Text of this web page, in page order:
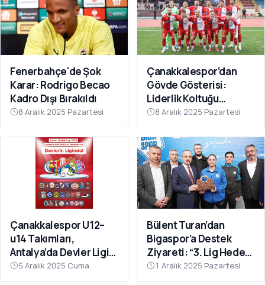
Fenerbahçe'de Şok
Karar: Rodrigo Becao
Kadro Dışı Bırakıldı
8 Aralık 2025 Pazartesi
Çanakkalespor’dan
Gövde Gösterisi:
Liderlik Koltuğu
Bırakılmıyor!
8 Aralık 2025 Pazartesi
Çanakkalespor U12–
u14 Takımları,
Antalya’da Devler Ligi
Sahnesinde!
5 Aralık 2025 Cuma
Bülent Turan’dan
Bigaspor’a Destek
Ziyareti: “3. Lig Hedefi
Çok Yakın”
1 Aralık 2025 Pazartesi